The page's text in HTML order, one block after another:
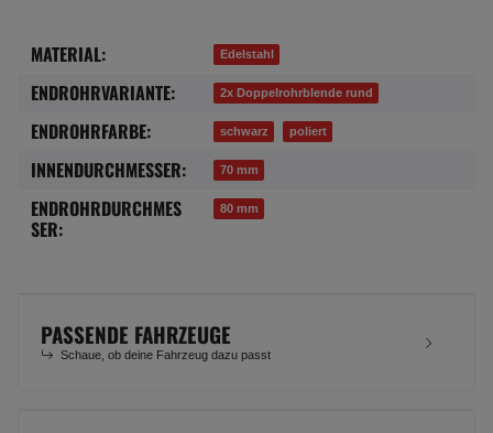
Produkteigenschaft
Wert
MATERIAL: Edelstahl
ENDROHRVARIANTE: 2x Doppelrohrblende rund
ENDROHRFARBE: schwarz poliert
INNENDURCHMESSER: 70 mm
ENDROHRDURCHMES
SER:
80 mm
PASSENDE FAHRZEUGE
Schaue, ob deine Fahrzeug dazu passt